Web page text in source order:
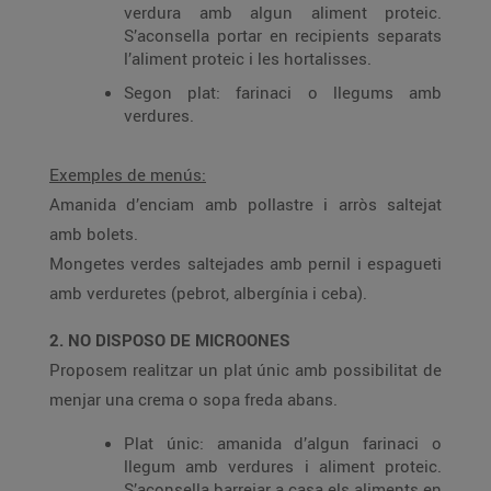
verdura amb algun aliment proteic.
S’aconsella portar en recipients separats
l’aliment proteic i les hortalisses.
Segon plat: farinaci o llegums amb
verdures.
Exemples de menús:
Amanida d’enciam amb pollastre i arròs saltejat
amb bolets.
Mongetes verdes saltejades amb pernil i espagueti
amb verduretes (pebrot, albergínia i ceba).
2. NO DISPOSO DE MICROONES
Proposem realitzar un plat únic amb possibilitat de
menjar una crema o sopa freda abans.
Plat únic: amanida d’algun farinaci o
llegum amb verdures i aliment proteic.